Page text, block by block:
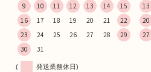
9
10 11 12 13 14
15
16
17 18 19 20 21
22
23
24 25 26 27 28
29
30
31
13
20
27
( 発送業務休日)